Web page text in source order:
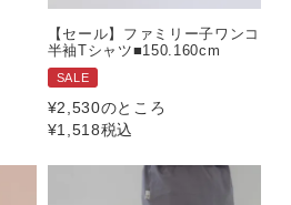
【セール】ファミリー子ワンコ
半袖Tシャツ■150.160cm
SALE
¥2,530のところ
¥1,518税込